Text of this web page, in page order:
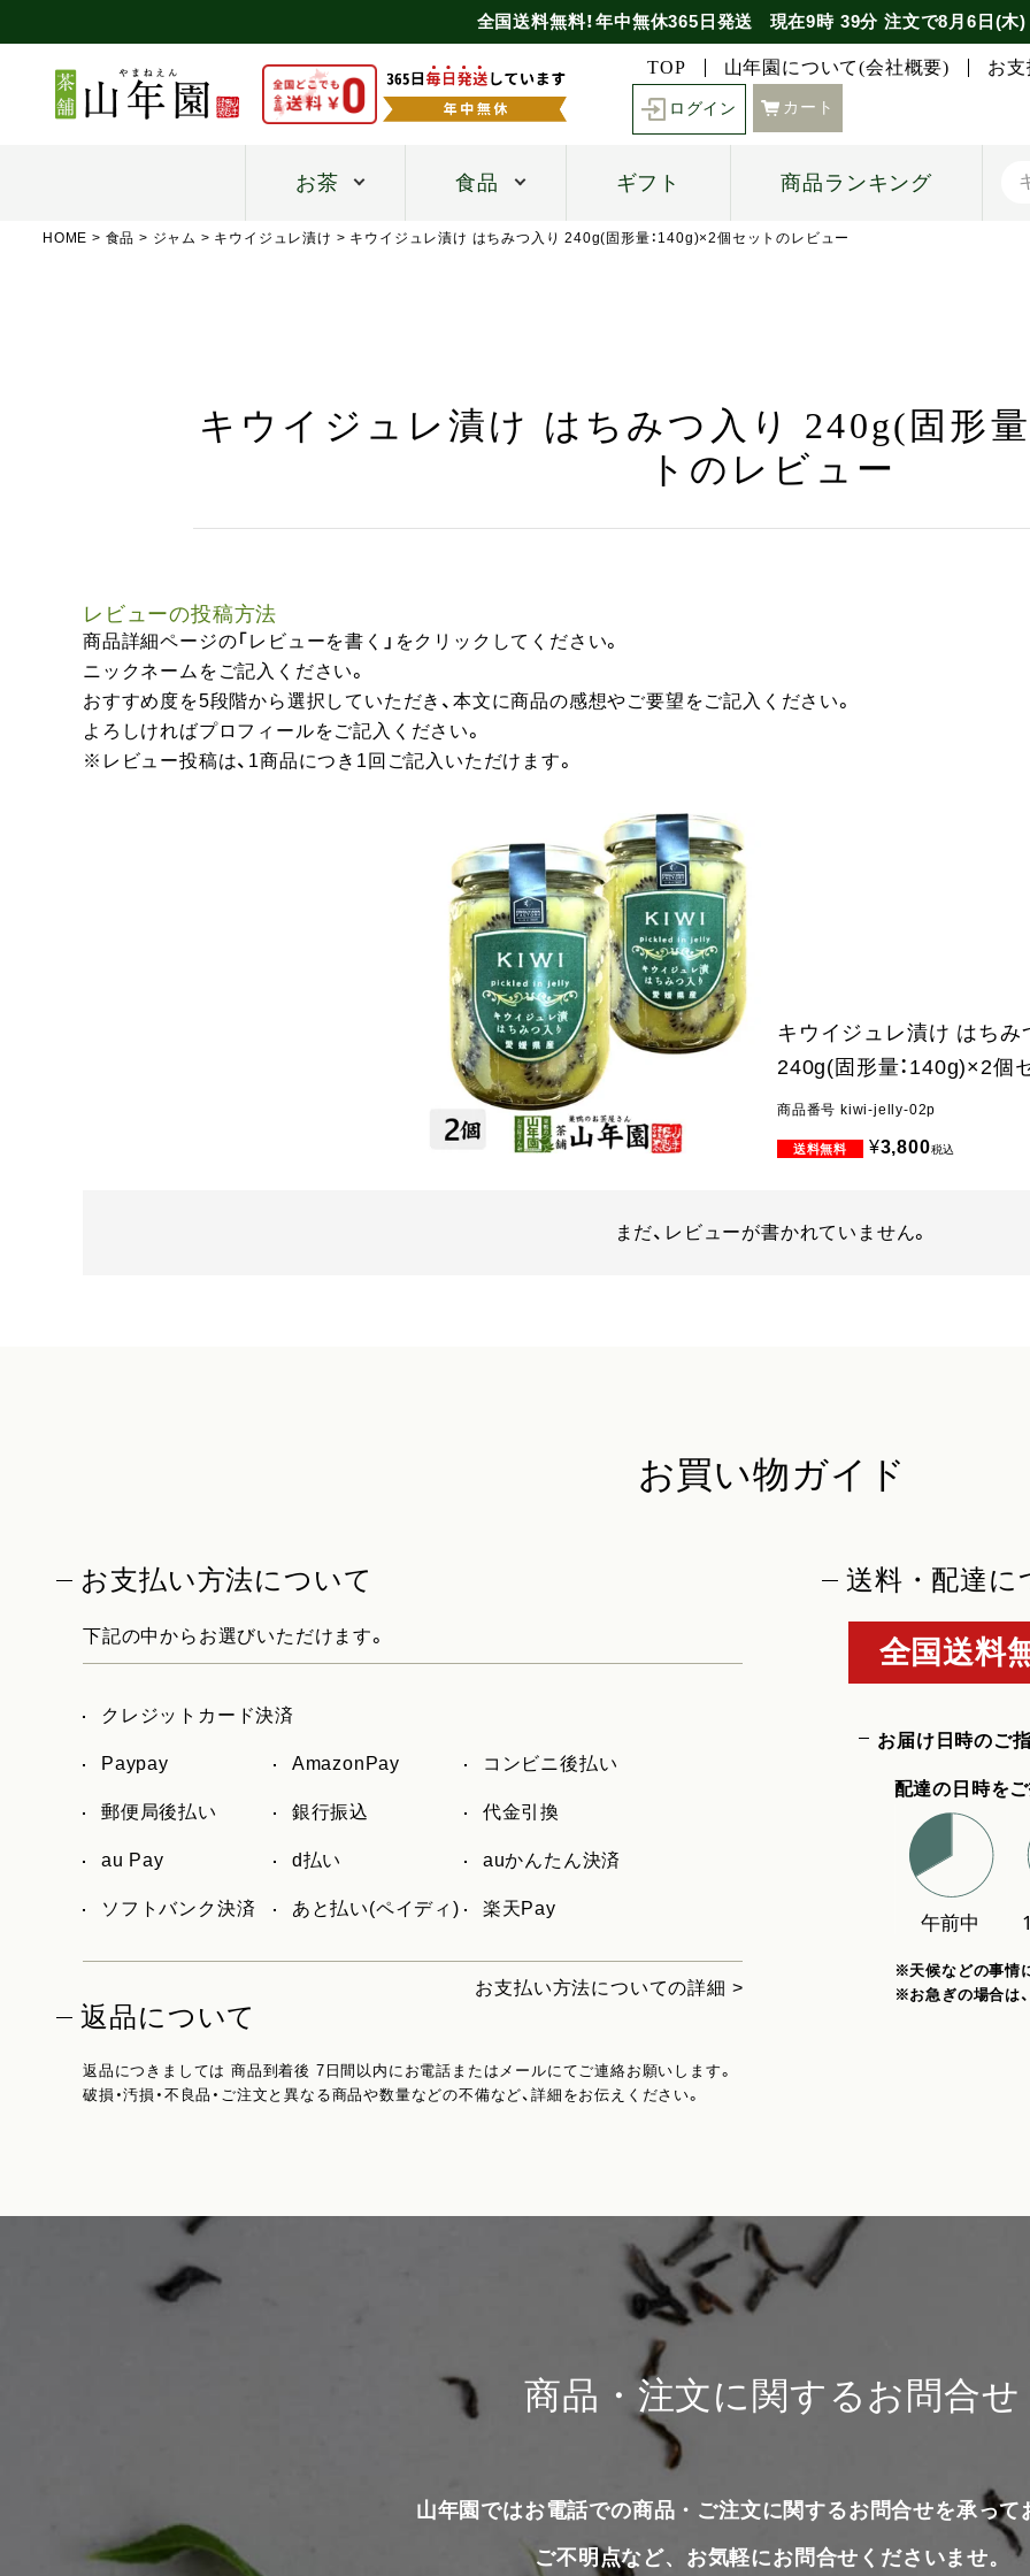
全国送料無料！年中無休365日発送 現在9時 39分 注文で8月6日(木)
TOP 山年園について(会社概要) お
ログイン カート
お茶 食品 ギフト 商品ランキング
HOME 食品 ジャム キウイジュレ漬け キウイジュレ漬け はちみつ入り 240g(固形量：140g)×2個セットのレビュー
キウイジュレ漬け はちみつ入り 240g(固形
トのレビュー
レビューの投稿方法
商品詳細ページの「レビューを書く」をクリックしてください。
ニックネームをご記入ください。
おすすめ度を5段階から選択していただき、本文に商品の感想やご要望をご記入ください。
よろしければプロフィールをご記入ください。
※レビュー投稿は、1商品につき1回ご記入いただけます。
キウイジュレ漬け はちみ
240g(固形量：140g)×2個
商品番号 kiwi-jelly-02p
¥3,800税込
まだ、レビューが書かれていません。
お買い物ガイド
お支払い方法について
下記の中からお選びいただけます。
クレジットカード決済
Paypay AmazonPay コンビニ後払い
郵便局後払い 銀行振込 代金引換
au Pay d払い auかんたん決済
ソフトバンク決済 あと払い(ペイディ) 楽天Pay
お支払い方法についての詳細 >
返品について
返品につきましては 商品到着後 7日間以内にお電話またはメールにてご連絡お願いします。
破損・汚損・不良品・ご注文と異なる商品や数量などの不備など、詳細をお伝えください。
送料・配達に
全国送料
お届け日時のご
配達の日時をご
※天候などの事情
※お急ぎの場合は
商品・注文に関するお問合せ
山年園ではお電話での商品・ご注文に関するお問合せを承って
ご不明点など、お気軽にお問合せくださいませ。